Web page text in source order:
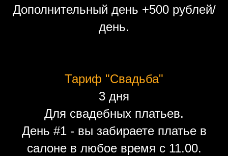
Дополнительный день +500 рублей/
день.
Тариф "Свадьба"
3 дня
Для свадебных платьев.
День #1 - вы забираете платье в
салоне в любое время с 11.00.